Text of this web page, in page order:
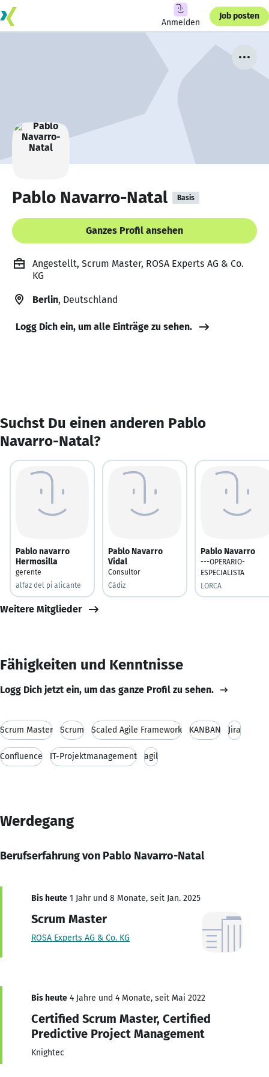
Anmelden
Job posten
Pablo Navarro-Natal Basis
Ganzes Profil ansehen
Angestellt, Scrum Master, ROSA Experts AG & Co.
KG
Berlin, Deutschland
Logg Dich ein, um alle Einträge zu sehen.
Suchst Du einen anderen Pablo
Navarro-Natal?
Pablo navarro
Hermosilla
gerente
alfaz del pi alicante
Pablo Navarro
Vidal
Consultor
Cádiz
Pablo Navarro
---OPERARIO-
ESPECIALISTA
LORCA
Weitere Mitglieder
Fähigkeiten und Kenntnisse
Logg Dich jetzt ein, um das ganze Profil zu sehen.
Scrum Master Scrum Scaled Agile Framework KANBAN Jira
Confluence IT-Projektmanagement agil
Werdegang
Berufserfahrung von Pablo Navarro-Natal
Bis heute 1 Jahr und 8 Monate, seit Jan. 2025
Scrum Master
ROSA Experts AG & Co. KG
Bis heute 4 Jahre und 4 Monate, seit Mai 2022
Certified Scrum Master, Certified
Predictive Project Management
Knightec